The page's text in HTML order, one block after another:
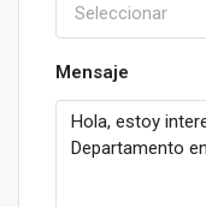
Seleccionar
Mensaje